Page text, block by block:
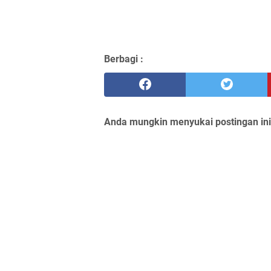
Berbagi :
Anda mungkin menyukai postingan